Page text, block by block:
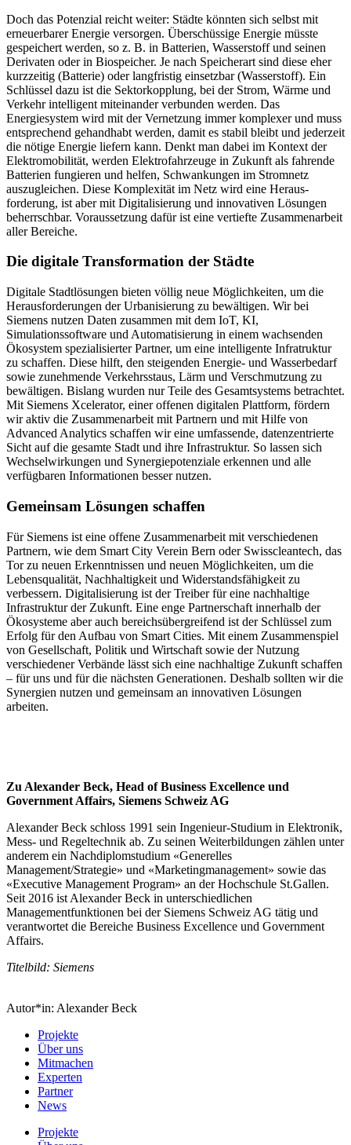
Doch das Potenzial reicht weiter: Städte könnten sich selbst mit
erneuerbarer Energie versorgen. Überschüssige Energie müsste
gespeichert werden, so z. B. in Batterien, Wasserstoff und seinen
Derivaten oder in Biospeicher. Je nach Speicherart sind diese eher
kurzzeitig (Batterie) oder langfristig einsetzbar (Wasserstoff). Ein
Schlüssel dazu ist die Sektorkopplung, bei der Strom, Wärme und
Verkehr intelligent miteinander verbunden werden. Das
Energiesystem wird mit der Vernetzung immer komplexer und muss
entsprechend gehandhabt werden, damit es stabil bleibt und jederzeit
die nötige Energie liefern kann. Denkt man dabei im Kontext der
Elektromobilität, werden Elektrofahrzeuge in Zukunft als fahrende
Batterien fungieren und helfen, Schwankungen im Stromnetz
auszugleichen. Diese Komplexität im Netz wird eine Heraus­
forderung, ist aber mit Digitalisierung und innovativen Lösungen
beherrschbar. Voraussetzung dafür ist eine vertiefte Zusammenarbeit
aller Bereiche.
Die digitale Transformation der Städte
Digitale Stadtlösungen bieten völlig neue Möglichkeiten, um die
Herausforderungen der Urbanisierung zu bewältigen. Wir bei
Siemens nutzen Daten zusammen mit dem IoT, KI,
Simulationssoftware und Automatisierung in einem wachsenden
Ökosystem spezialisierter Partner, um eine intelligente Infratruktur
zu schaffen. Diese hilft, den steigenden Energie- und Wasserbedarf
sowie zunehmende Verkehrsstaus, Lärm und Verschmutzung zu
bewältigen. Bislang wurden nur Teile des Gesamtsystems betrachtet.
Mit Siemens Xcelerator, einer offenen digitalen Plattform, fördern
wir aktiv die Zusammenarbeit mit Partnern und mit Hilfe von
Advanced Analytics schaffen wir eine umfassende, datenzentrierte
Sicht auf die gesamte Stadt und ihre Infrastruktur. So lassen sich
Wechselwirkungen und Synergiepotenziale erkennen und alle
verfügbaren Informationen besser nutzen.
Gemeinsam Lösungen schaffen
Für Siemens ist eine offene Zusammenarbeit mit verschiedenen
Partnern, wie dem Smart City Verein Bern oder Swisscleantech, das
Tor zu neuen Erkenntnissen und neuen Möglichkeiten, um die
Lebensqualität, Nachhaltigkeit und Widerstandsfähigkeit zu
verbessern. Digitalisierung ist der Treiber für eine nachhaltige
Infrastruktur der Zukunft. Eine enge Partnerschaft innerhalb der
Ökosysteme aber auch bereichsübergreifend ist der Schlüssel zum
Erfolg für den Aufbau von Smart Cities. Mit einem Zusammenspiel
von Gesellschaft, Politik und Wirtschaft sowie der Nutzung
verschiedener Verbände lässt sich eine nachhaltige Zukunft schaffen
– für uns und für die nächsten Generationen. Deshalb sollten wir die
Synergien nutzen und gemeinsam an innovativen Lösungen
arbeiten.
Zu Alexander Beck, Head of Business Excellence und
Government Affairs, Siemens Schweiz AG
Alexander Beck schloss 1991 sein Ingenieur-Studium in Elektronik,
Mess- und Regeltechnik ab. Zu seinen Weiterbildungen zählen unter
anderem ein Nachdiplomstudium «Generelles
Management/Strategie» und «Marketingmanagement» sowie das
«Executive Management Program» an der Hochschule St.Gallen.
Seit 2016 ist Alexander Beck in unterschiedlichen
Managementfunktionen bei der Siemens Schweiz AG tätig und
verantwortet die Bereiche Business Excellence und Government
Affairs.
Titelbild: Siemens
Autor*in: Alexander Beck
Projekte
Über uns
Mitmachen
Experten
Partner
News
Projekte